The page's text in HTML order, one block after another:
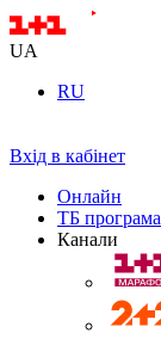
UA
RU
Вхід в кабінет
Онлайн
ТБ програма
Канали